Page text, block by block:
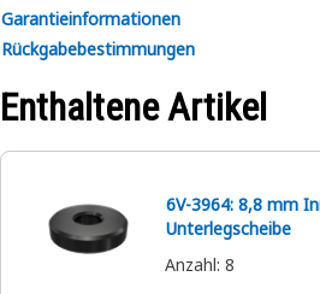
Garantieinformationen
Rückgabebestimmungen
Enthaltene Artikel
6V-3964: 8,8 mm
Unterlegscheibe
Anzahl: 8